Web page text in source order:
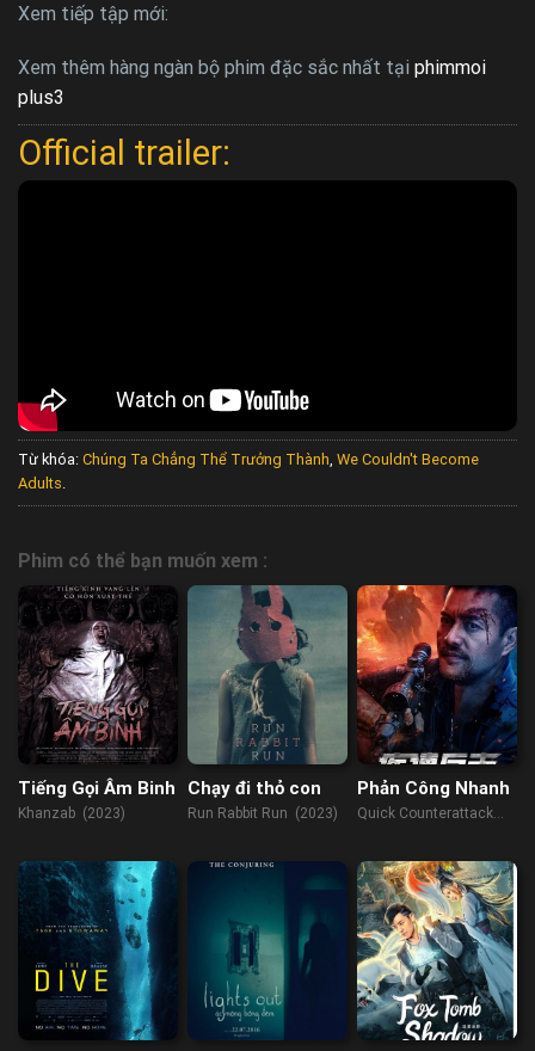
Xem tiếp tập mới:
Xem thêm hàng ngàn bộ phim đặc sắc nhất tại phimmoi
plus3
Official trailer:
Từ khóa: Chúng Ta Chẳng Thể Trưởng Thành, We Couldn't Become
Adults.
Phim có thể bạn muốn xem :
Tiếng Gọi Âm Binh
Khanzab (2023)
Chạy đi thỏ con
Run Rabbit Run (2023)
Phản Công Nhanh
Quick Counterattack